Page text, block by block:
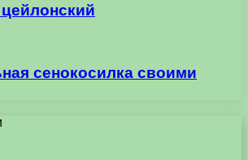
сенокосилка своими